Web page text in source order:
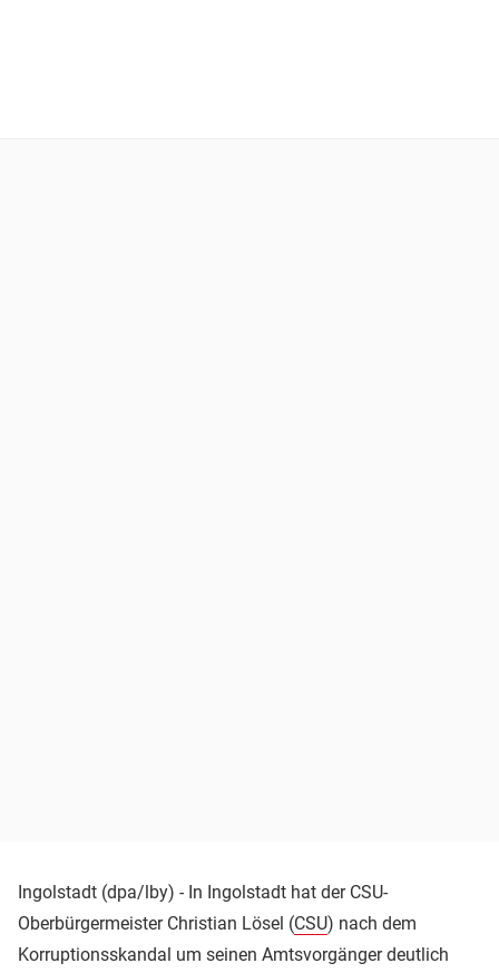
Ingolstadt (dpa/lby) - In Ingolstadt hat der CSU-
Oberbürgermeister Christian Lösel (CSU) nach dem
Korruptionsskandal um seinen Amtsvorgänger deutlich